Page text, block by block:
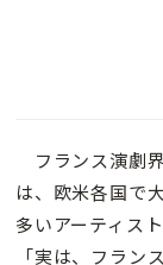
フランス演劇
は、欧米各国で
多いアーティス
「実は、フラン